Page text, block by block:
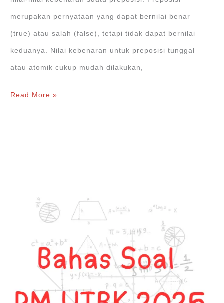
merupakan pernyataan yang dapat bernilai benar
(true) atau salah (false), tetapi tidak dapat bernilai
keduanya. Nilai kebenaran untuk preposisi tunggal
atau atomik cukup mudah dilakukan,
Cara
Matematika
Read More »